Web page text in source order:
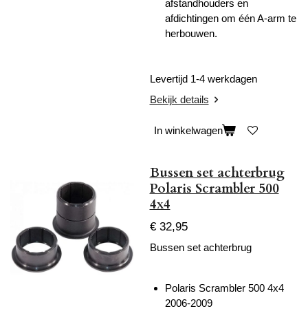
afstandhouders en
afdichtingen om één A-arm te
herbouwen.
Levertijd 1-4 werkdagen
Bekijk details
In winkelwagen
Bussen set achterbrug
Polaris Scrambler 500
4x4
€ 32,95
Bussen set achterbrug
Polaris Scrambler 500 4x4
2006-2009